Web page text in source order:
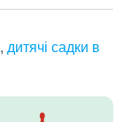
, дитячі садки в